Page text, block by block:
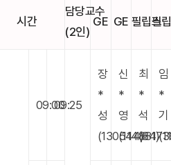
시간
담당교수
(2인)
GE GE 필립스
필
09:0009:25
장
*
성
(130544)
신
*
영
(114881)
최
*
석
임
*
기